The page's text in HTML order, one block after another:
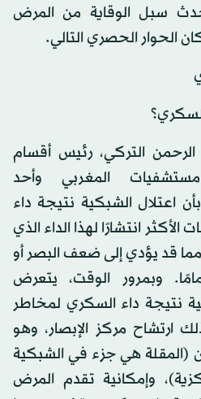
سبل الوقاية من المرض
الحوار الحصري التالي.
التركي، رئيس أقسام
المغربي وأحد
اعتلال الشبكية نتيجة داء
انتشارًا لهذا الداء الذي
قد يؤدي إلى ضعف البصر أو
وبمرور الوقت، يتعرض
نتيجة داء السكري لمخاطر
ارتشاح مركز الإبصار، وهو
(المقلة هي جزء في الشبكية
وإمكانية تقدم المرض